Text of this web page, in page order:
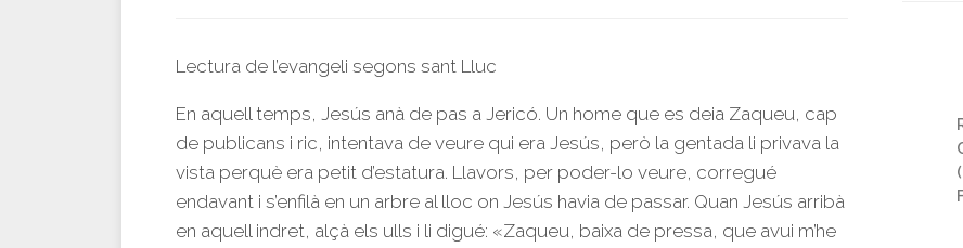
Lectura de l’evangeli segons sant Lluc
En aquell temps, Jesús anà de pas a Jericó. Un home que es deia Zaqueu, cap
de publicans i ric, intentava de veure qui era Jesús, però la gentada li privava la
vista perquè era petit d’estatura. Llavors, per poder-lo veure, corregué
endavant i s’enfilà en un arbre al lloc on Jesús havia de passar. Quan Jesús arribà
en aquell indret, alçà els ulls i li digué: «Zaqueu, baixa de pressa, que avui m’he